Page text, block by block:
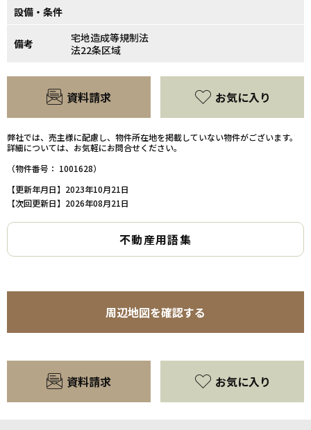
設備・条件
備考
宅地造成等規制法
法22条区域
資料請求 お気に入り
弊社では、売主様に配慮し、物件所在地を掲載していない物件がございます。
詳細については、お気軽にお問合せください。
（物件番号： 1001628）
【更新年月日】2023年10月21日
【次回更新日】2026年08月21日
不動産用語集
周辺地図を確認する
資料請求 お気に入り